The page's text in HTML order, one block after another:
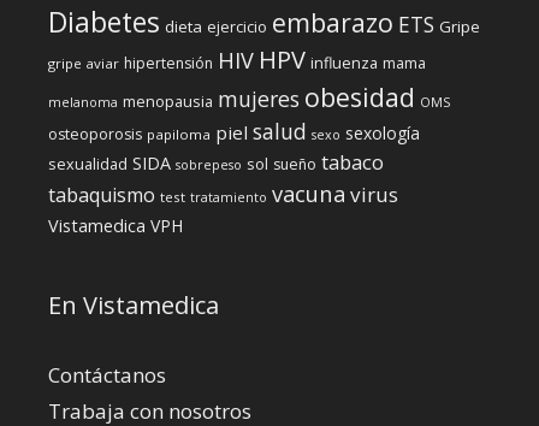
Diabetes dieta ejercicio embarazo ETS Gripe
gripe aviar hipertensión HIV HPV influenza mama
melanoma menopausia mujeres obesidad OMS
osteoporosis papiloma piel salud sexo sexología
sexualidad SIDA sobrepeso sol sueño tabaco
tabaquismo test tratamiento vacuna virus
Vistamedica VPH
En Vistamedica
Contáctanos
Trabaja con nosotros